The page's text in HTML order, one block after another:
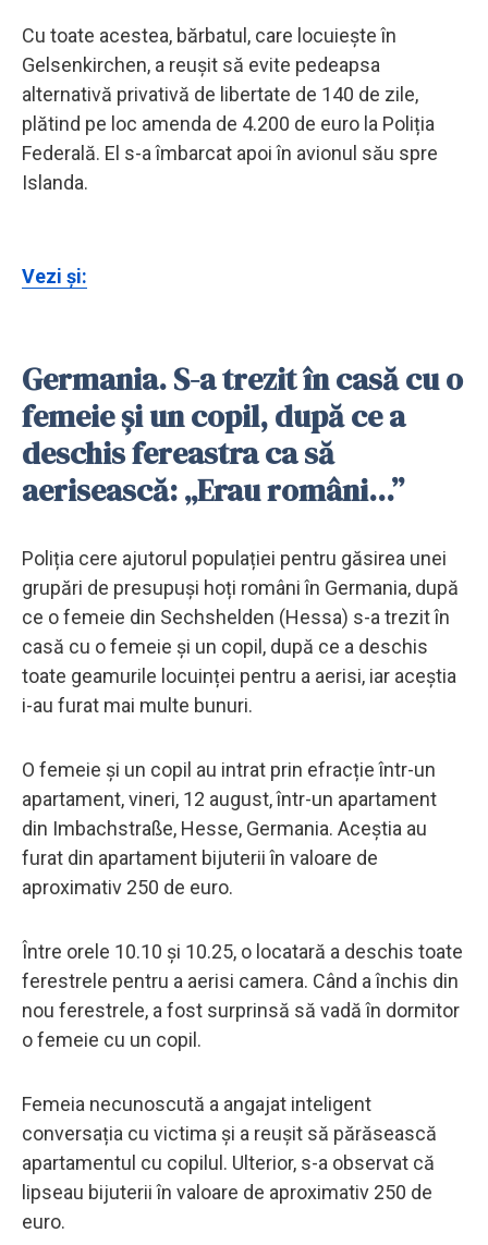
Cu toate acestea, bărbatul, care locuiește în
Gelsenkirchen, a reușit să evite pedeapsa
alternativă privativă de libertate de 140 de zile,
plătind pe loc amenda de 4.200 de euro la Poliția
Federală. El s-a îmbarcat apoi în avionul său spre
Islanda.
Vezi și:
Germania. S-a trezit în casă cu o
femeie și un copil, după ce a
deschis fereastra ca să
aerisească: „Erau români...”
Poliția cere ajutorul populației pentru găsirea unei
grupări de presupuși hoți români în Germania, după
ce o femeie din Sechshelden (Hessa) s-a trezit în
casă cu o femeie și un copil, după ce a deschis
toate geamurile locuinței pentru a aerisi, iar aceștia
i-au furat mai multe bunuri.
O femeie și un copil au intrat prin efracție într-un
apartament, vineri, 12 august, într-un apartament
din Imbachstraße, Hesse, Germania. Aceștia au
furat din apartament bijuterii în valoare de
aproximativ 250 de euro.
Între orele 10.10 și 10.25, o locatară a deschis toate
ferestrele pentru a aerisi camera. Când a închis din
nou ferestrele, a fost surprinsă să vadă în dormitor
o femeie cu un copil.
Femeia necunoscută a angajat inteligent
conversația cu victima și a reușit să părăsească
apartamentul cu copilul. Ulterior, s-a observat că
lipseau bijuterii în valoare de aproximativ 250 de
euro.